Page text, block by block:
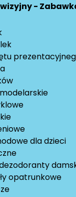
-
dla dzieci
opatrunkowe